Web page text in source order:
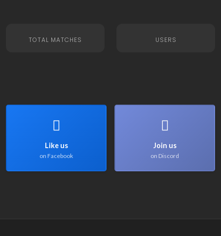
TOTAL MATCHES USERS
Like us
on Facebook
Join us
on Discord